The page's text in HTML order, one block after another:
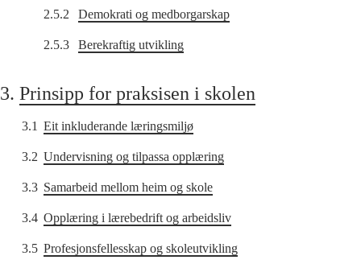
2.5.2 Demokrati og medborgarskap
2.5.3 Berekraftig utvikling
3. Prinsipp for praksisen i skolen
3.1 Eit inkluderande læringsmiljø
3.2 Undervisning og tilpassa opplæring
3.3 Samarbeid mellom heim og skole
3.4 Opplæring i lærebedrift og arbeidsliv
3.5 Profesjonsfellesskap og skoleutvikling